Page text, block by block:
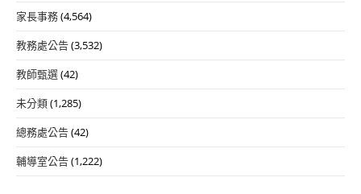
家長事務(4,564)
教務處公告(3,532)
教師甄選(42)
未分類(1,285)
總務處公告(42)
輔導室公告(1,222)